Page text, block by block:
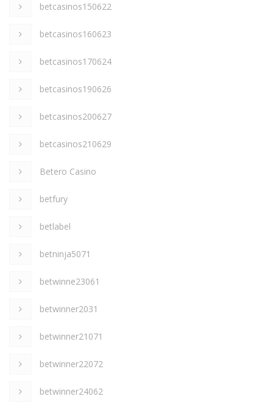
betcasinos150622
betcasinos160623
betcasinos170624
betcasinos190626
betcasinos200627
betcasinos210629
Betero Casino
betfury
betlabel
betninja5071
betwinne23061
betwinner2031
betwinner21071
betwinner22072
betwinner24062